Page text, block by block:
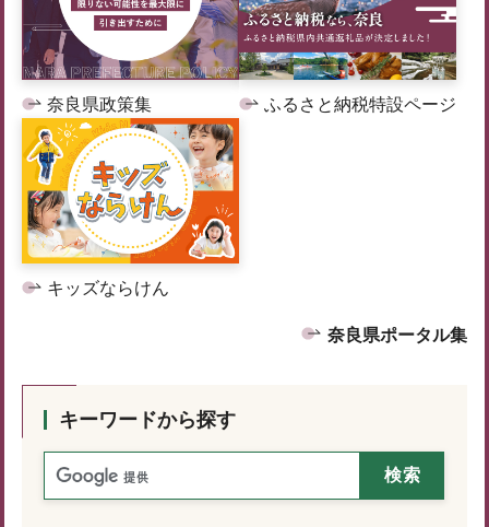
奈良県政策集 ふるさと納税特設ページ
キッズならけん
奈良県ポータル集
キーワードから探す